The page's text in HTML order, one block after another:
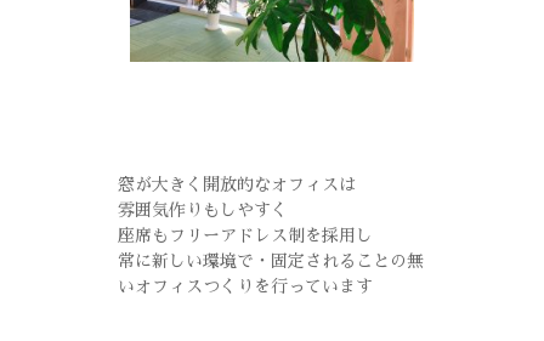
窓が大きく開放的なオフィスは
雰囲気作りもしやすく
座席もフリーアドレス制を採用し
常に新しい環境で・固定されることの無
いオフィスつくりを行っています